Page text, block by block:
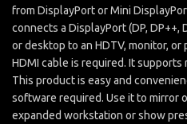
from DisplayPort or Mini
connects a DisplayPort (DP,
or desktop to an HDTV, monitor,
HDMI cable is required. It supports
This product is easy and
software required. Use it to mirror
expanded workstation or show